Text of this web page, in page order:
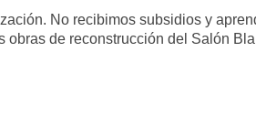
No recibimos subsidios y
obras de reconstrucción del Salón